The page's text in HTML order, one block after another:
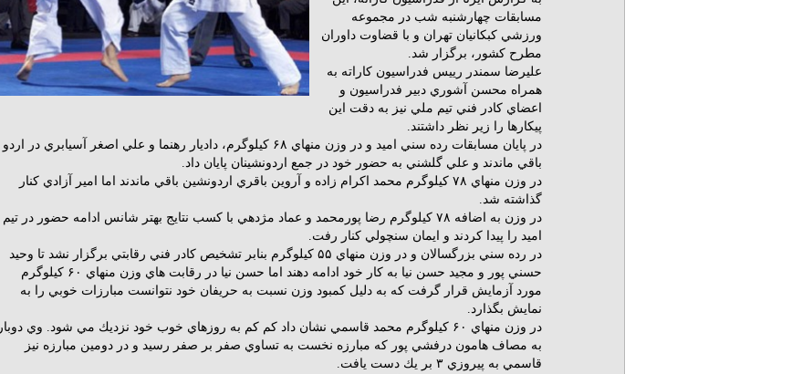
مسابقات چهارشنبه شب در مجموعه
ورزشي كبكانيان تهران و با قضاوت داوران
مطرح كشور، برگزار شد.
عليرضا سمندر رييس فدراسيون كاراته به
همراه محسن آشوري دبير فدراسيون و
اعضاي كادر فني تيم ملي نيز به دقت اين
پيكارها را زير نظر داشتند.
در پايان مسابقات رده سني اميد و در وزن منهاي ۶۸ كيلوگرم، داديار رهنما و علي اصغر آسيابري در اردو
باقي ماندند و علي گلشني به حضور خود در جمع اردونشينان پايان داد.
در وزن منهاي ۷۸ كيلوگرم محمد اكرام زاده و آروين باقري اردونشين باقي ماندند اما امير آزادي كنار
گذاشته شد.
در وزن به اضافه ۷۸ كيلوگرم رضا پورمحمد و عماد مژدهي با كسب نتايج بهتر شانس ادامه حضور در تيم
اميد را پيدا كردند و ايمان سنچولي كنار رفت.
در رده سني بزرگسالان و در وزن منهاي ۵۵ كيلوگرم بنابر تشخيص كادر فني رقابتي برگزار نشد تا وحيد
حسني پور و مجيد حسن نيا به كار خود ادامه دهند اما حسن نيا در رقابت هاي وزن منهاي ۶۰ كيلوگرم
مورد آزمايش قرار گرفت كه به دليل كمبود وزن نسبت به حريفان خود نتوانست مبارزات خوبي را به
نمايش بگذارد.
در وزن منهاي ۶۰ كيلوگرم محمد قاسمي نشان داد كم كم به روزهاي خوب خود نزديك مي شود. وي دوبار
به مصاف هامون درفشي پور كه مبارزه نخست به تساوي صفر بر صفر رسيد و در دومين مبارزه نيز
قاسمي به پيروزي ۳ بر يك دست يافت.